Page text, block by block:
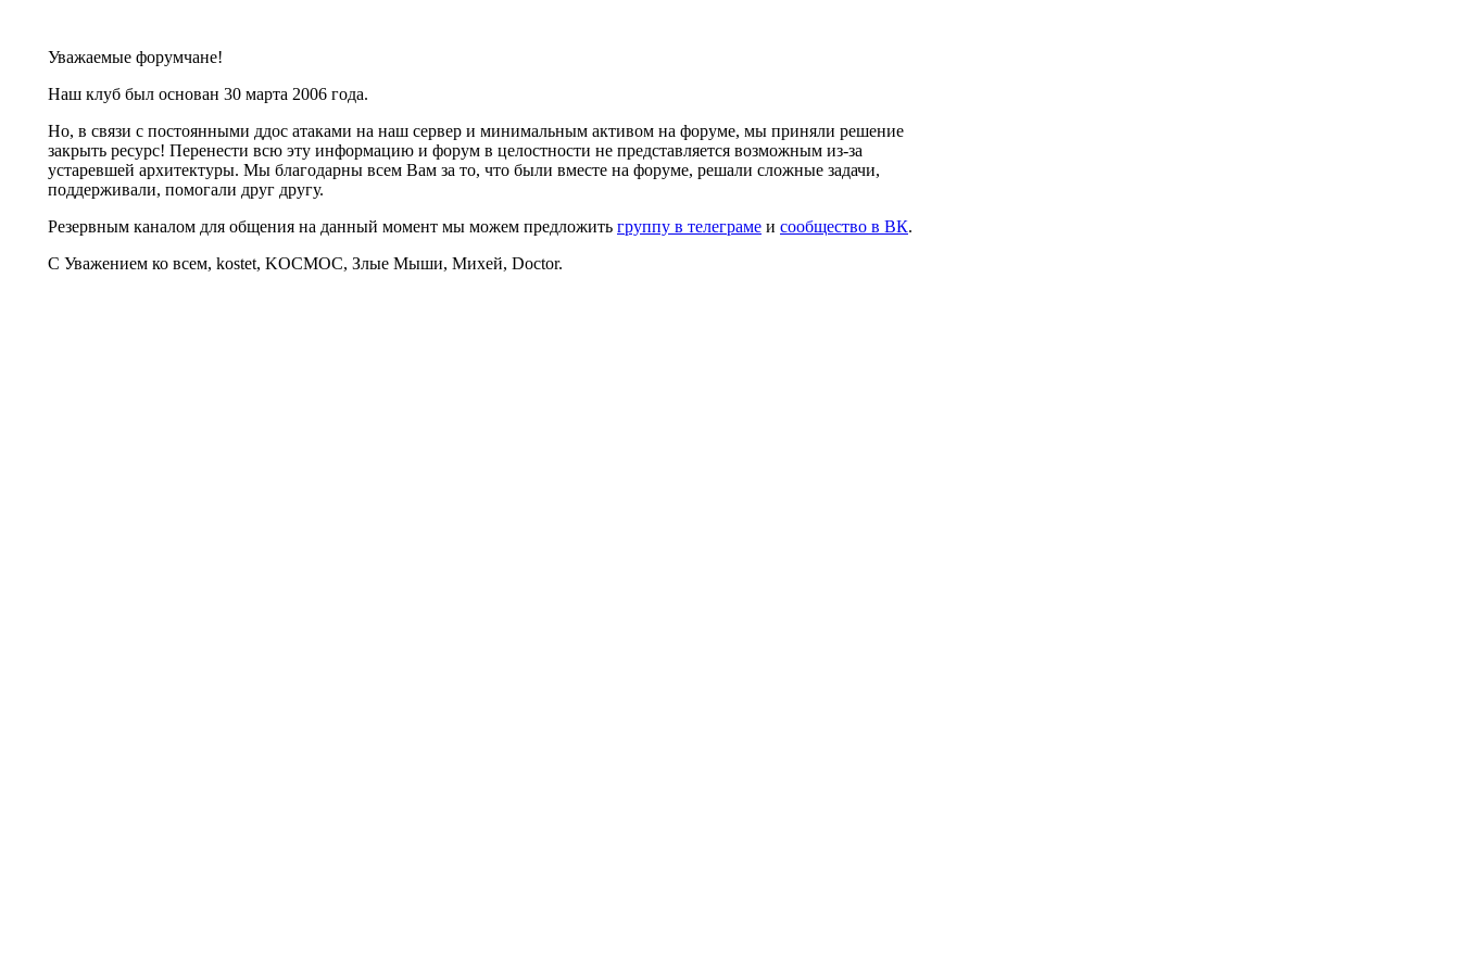
Уважаемые форумчане!
Наш клуб был основан 30 марта 2006 года.
Но, в связи с постоянными ддос атаками на наш сервер и минимальным активом на форуме, мы приняли решение
закрыть ресурс! Перенести всю эту информацию и форум в целостности не представляется возможным из-за
устаревшей архитектуры. Мы благодарны всем Вам за то, что были вместе на форуме, решали сложные задачи,
поддерживали, помогали друг другу.
Резервным каналом для общения на данный момент мы можем предложить группу в телеграме и сообщество в ВК.
С Уважением ко всем, kostet, KOCMOC, Злые Мыши, Михей, Doctor.